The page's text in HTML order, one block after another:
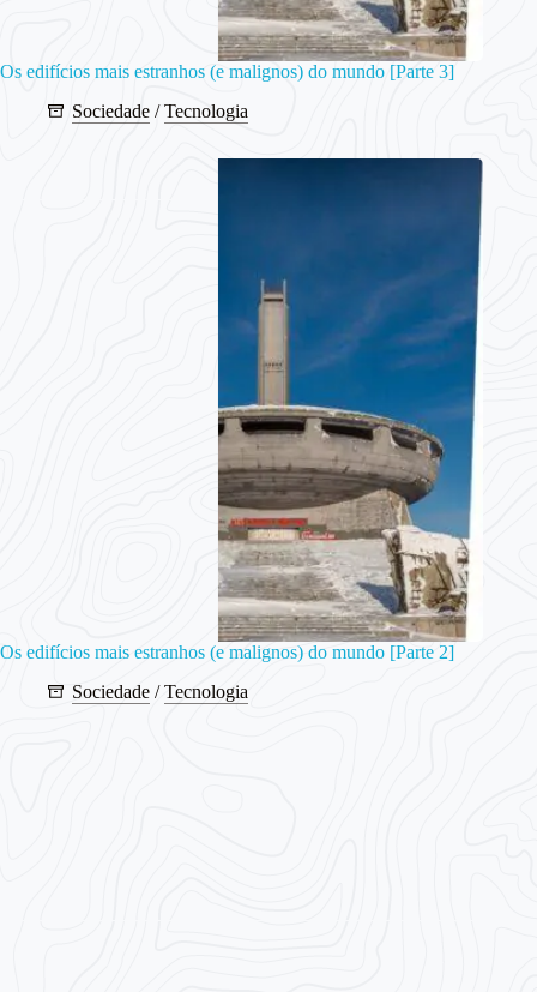
Os edifícios mais estranhos (e malignos) do mundo [Parte 3]
Sociedade /Tecnologia
Os edifícios mais estranhos (e malignos) do mundo [Parte 2]
Sociedade /Tecnologia